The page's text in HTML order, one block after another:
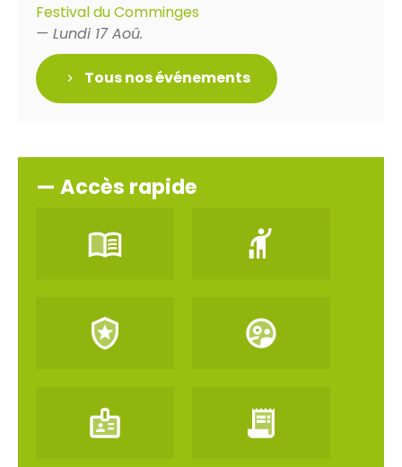
Festival du Comminges
— Lundi 17 Aoû.
Tous nos événements
— Accès rapide